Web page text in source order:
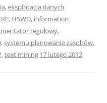
,eksplroacja danych
, HSWD, information
regułowy,
,systemu planowania zasobów,
,text mining 17 lutego 2012.